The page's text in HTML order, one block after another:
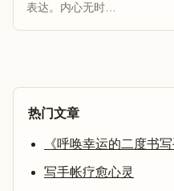
表达。内心无时…
热门文章
《呼唤幸运的二度书
写手帐疗愈心灵